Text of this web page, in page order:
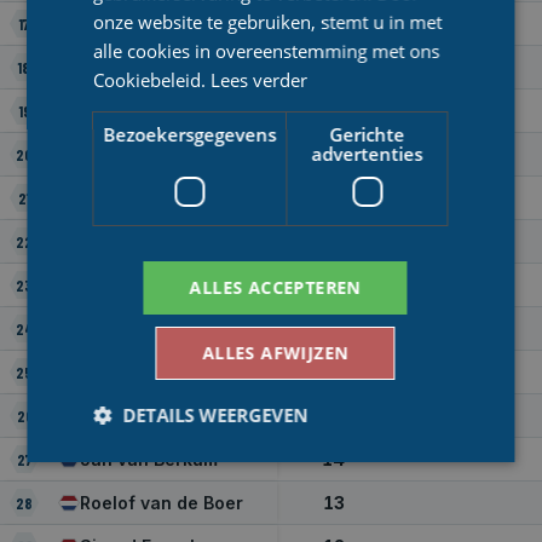
17 Rob Bisschops 24
18
19 Hans van der Meijden 22
20 21
21 Auke Kootstra
22
23 Henk Portengen 18
24 Wim van Lindenberg 17
25
26 Jan Haga
27 Jan van Berkum 14
28 Roelof van de Boer 13
onze website te gebruiken, stemt u in met
alle cookies in overeenstemming met ons
Cookiebeleid. Lees verder
Bezoekersgegevens
Gerichte
advertenties
ALLES ACCEPTEREN
ALLES AFWIJZEN
DETAILS WEERGEVEN
Bezoekersgegevens Gerichte advertenties